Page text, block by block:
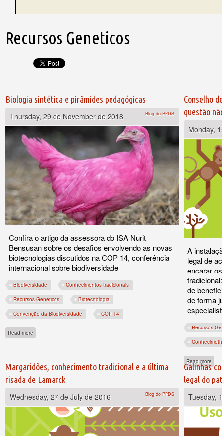
Recursos Geneticos
Biologia sintética e pirâmides pedagógicas
Thursday, 29 de November de 2018
Blog do PPDS
Confira o artigo da assessora do ISA Nurit
Bensusan sobre os desafios envolvendo as novas
biotecnologias discutidos na COP 14, conferência
internacional sobre biodiversidade
Biodiversidade Conhecimentos tradicionais
Recursos Geneticos Biotecnologia
Convenção da Biodiversidade COP 14
Read more
Conselho
questão
Monday,
A
legal de
encarar
de
de forma
Recursos
Read more
Margaridões, conhecimento tradicional e a última
risada de Lamarck
Wednesday, 27 de July de 2016
Blog do PPDS
Galinhas
legal do
Tuesday,
Pages